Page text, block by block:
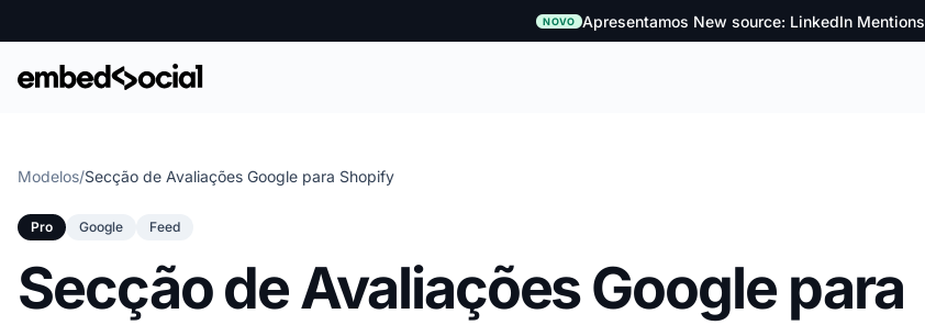
NOVO Apresentamos New source: LinkedIn Mentions
Modelos/Secção de Avaliações Google para Shopify
Pro Google Feed
Secção de Avaliações Google para